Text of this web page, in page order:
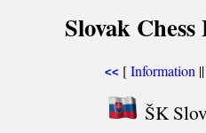
Slovak
<< [Information
ŠK